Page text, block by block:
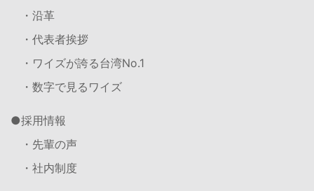
・沿革
・代表者挨拶
・ワイズが誇る台湾No.1
・数字で見るワイズ
採用情報
・先輩の声
・社内制度